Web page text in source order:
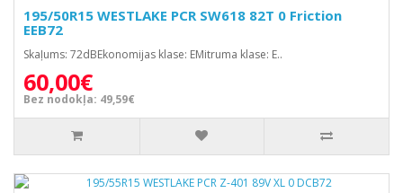
195/50R15 WESTLAKE PCR SW618 82T 0 Friction
EEB72
Skaļums: 72dBEkonomijas klase: EMitruma klase: E..
60,00€
Bez nodokļa: 49,59€